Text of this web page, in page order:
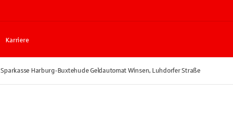
Karriere
Sparkasse Harburg-Buxtehude Geldautomat Winsen, Luhdorfer Straße